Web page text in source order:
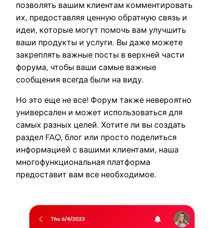
позволять вашим клиентам комментировать
их, предоставляя ценную обратную связь и
идеи, которые могут помочь вам улучшить
ваши продукты и услуги. Вы даже можете
закреплять важные посты в верхней части
форума, чтобы ваши самые важные
сообщения всегда были на виду.
Но это еще не все! Форум также невероятно
универсален и может использоваться для
самых разных целей. Хотите ли вы создать
раздел FAQ, блог или просто поделиться
информацией с вашими клиентами, наша
многофункциональная платформа
предоставит вам все необходимое.